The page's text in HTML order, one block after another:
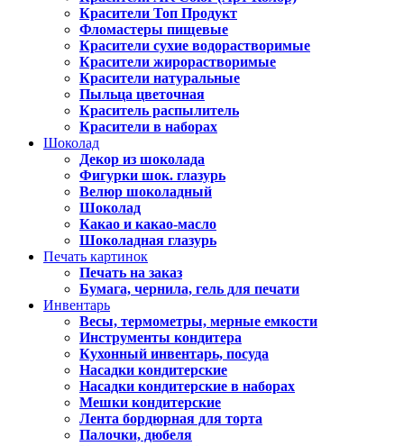
Красители Топ Продукт
Фломастеры пищевые
Красители сухие водорастворимые
Красители жирорастворимые
Красители натуральные
Пыльца цветочная
Краситель распылитель
Красители в наборах
Шоколад
Декор из шоколада
Фигурки шок. глазурь
Велюр шоколадный
Шоколад
Какао и какао-масло
Шоколадная глазурь
Печать картинок
Печать на заказ
Бумага, чернила, гель для печати
Инвентарь
Весы, термометры, мерные емкости
Инструменты кондитера
Кухонный инвентарь, посуда
Насадки кондитерские
Насадки кондитерские в наборах
Мешки кондитерские
Лента бордюрная для торта
Палочки, дюбеля